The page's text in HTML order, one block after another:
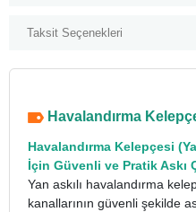
Taksit Seçenekleri
Havalandırma
Havalandırma Kelepçesi
İçin Güvenli ve Pratik Askı
Yan askılı havalandırma
kanallarının güvenli şekilde